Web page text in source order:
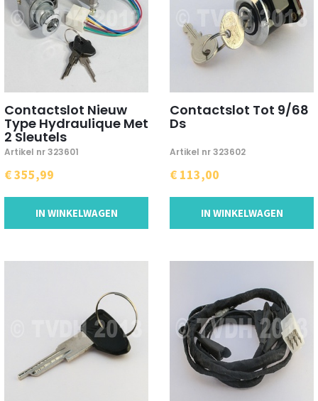
Contactslot Nieuw
Type Hydraulique Met
2 Sleutels
Artikel nr 323601
€ 355,99
IN WINKELWAGEN
Contactslot Tot 9/68
Ds
Artikel nr 323602
€ 113,00
IN WINKELWAGEN